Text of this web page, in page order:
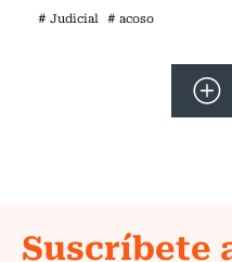
# Judicial # acoso